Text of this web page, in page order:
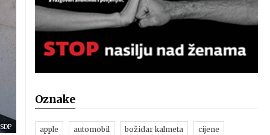
Oznake
apple automobil božidar kalmeta cijene